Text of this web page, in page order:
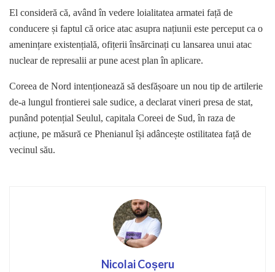
El consideră că, având în vedere loialitatea armatei față de
conducere și faptul că orice atac asupra națiunii este perceput ca o
amenințare existențială, ofițerii însărcinați cu lansarea unui atac
nuclear de represalii ar pune acest plan în aplicare.
Coreea de Nord intenționează să desfășoare un nou tip de artilerie
de-a lungul frontierei sale sudice, a declarat vineri presa de stat,
punând potențial Seulul, capitala Coreei de Sud, în raza de
acțiune, pe măsură ce Phenianul își adâncește ostilitatea față de
vecinul său.
Nicolai Coșeru